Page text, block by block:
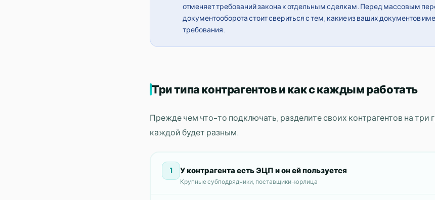
отменяет требований закона к отдельным сделкам. Перед массовым
документооборота стоит свериться с тем, какие из ваших документов
требования.
Три типа контрагентов и как с каждым работать
Прежде чем что-то подключать, разделите своих контрагентов на три
каждой будет разным.
1 У контрагента есть ЭЦП и он ей пользуется
Крупные субподрядчики, поставщики-юрлица